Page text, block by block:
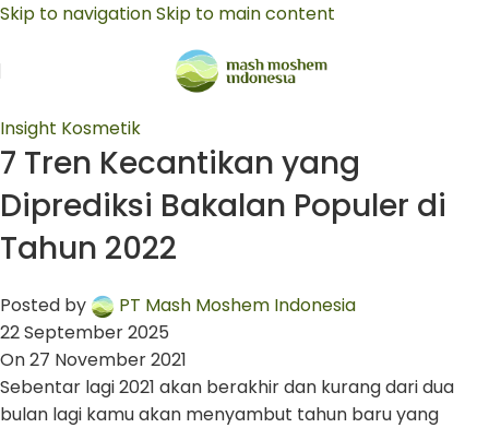
Skip to navigationSkip to main content
Insight Kosmetik
7 Tren Kecantikan yang
Diprediksi Bakalan Populer di
Tahun 2022
Posted by
PT Mash Moshem Indonesia
22 September 2025
On 27 November 2021
Sebentar lagi 2021 akan berakhir dan kurang dari dua
bulan lagi kamu akan menyambut tahun baru yang